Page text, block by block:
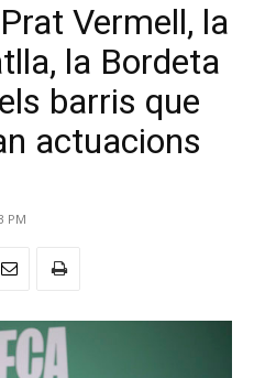
Vermell, la
la Bordeta
barris que
actuacions
PM